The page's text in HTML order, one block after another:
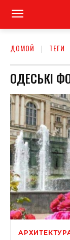
ДОМОЙ ТЕГИ
ОДЕСЬКІ